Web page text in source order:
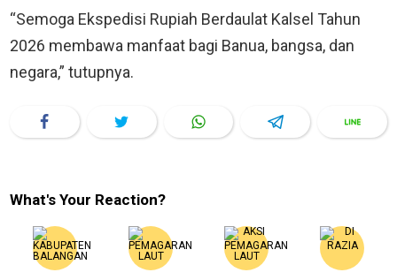
“Semoga Ekspedisi Rupiah Berdaulat Kalsel Tahun
2026 membawa manfaat bagi Banua, bangsa, dan
negara,” tutupnya.
What's Your Reaction?